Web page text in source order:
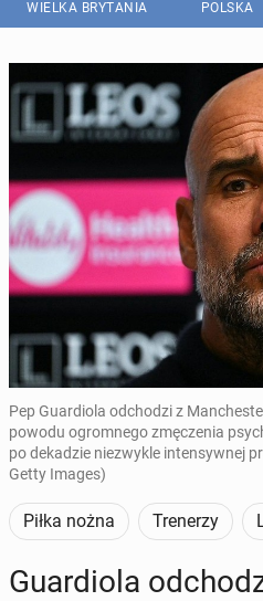
WIELKA BRYTANIA POLSKA
Pep Guardiola odchodzi z
powodu ogromnego zmęczenia
po dekadzie niezwykle intensywnej
Getty Images)
Piłka nożna Trenerzy
Gu­ar­dio­la